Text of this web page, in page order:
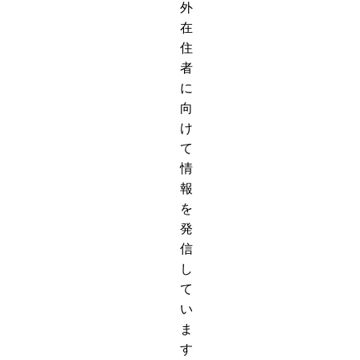
外
在
住
者
に
向
け
て
情
報
を
発
信
し
て
い
ま
す